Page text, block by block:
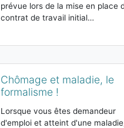
prévue lors de la mise en place
contrat de travail initial…
Chômage et maladie, le
formalisme !
Lorsque vous êtes demandeur
d'emploi et atteint d'une